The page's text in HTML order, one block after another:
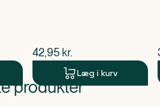
$nuværende pris
42,95 kr.
Læg i kurv
produkter